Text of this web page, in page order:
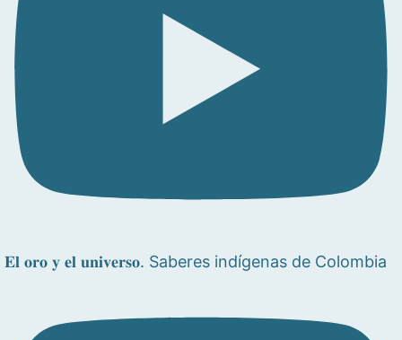
𝐄𝐥 𝐨𝐫𝐨 𝐲 𝐞𝐥 𝐮𝐧𝐢𝐯𝐞𝐫𝐬𝐨. Saberes indígenas de Colombia